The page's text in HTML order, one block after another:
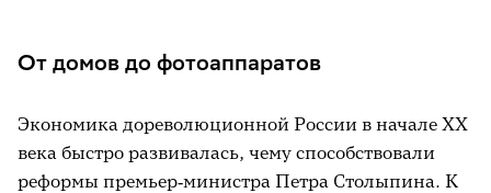
От домов до фотоаппаратов
Экономика дореволюционной России в начале XX
века быстро развивалась, чему способствовали
реформы премьер‑министра Петра Столыпина. К